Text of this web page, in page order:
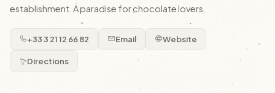
establishment. A paradise for chocolate lovers.
+33 3 21 12 66 82 Email Website
Directions